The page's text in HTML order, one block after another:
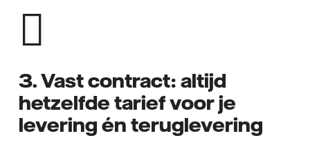
3. Vast contract: altijd
hetzelfde tarief voor je
levering én teruglevering